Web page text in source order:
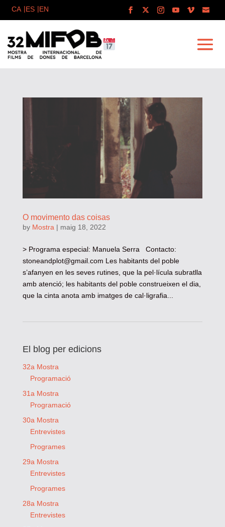
O movimento das coisas
by Mostra | maig 18, 2022
> Programa especial: Manuela Serra Contacto:
stoneandplot@gmail.com Les habitants del poble
s’afanyen en les seves rutines, que la pel·lícula subratlla
amb atenció; les habitants del poble construeixen el dia,
que la cinta anota amb imatges de cal·ligrafia...
El blog per edicions
32a Mostra
Programació
31a Mostra
Programació
30a Mostra
Entrevistes
Programes
29a Mostra
Entrevistes
Programes
28a Mostra
Entrevistes